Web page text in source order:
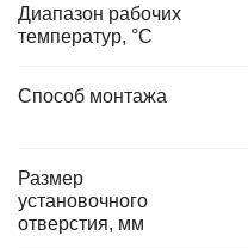
Диапазон рабочих
температур, °C
Способ монтажа
Размер
установочного
отверстия, мм